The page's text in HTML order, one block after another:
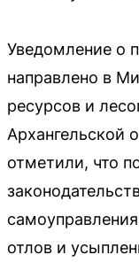
Уведомление о
направлено в
ресурсов и
Архангельской
отметили, что
отлов и